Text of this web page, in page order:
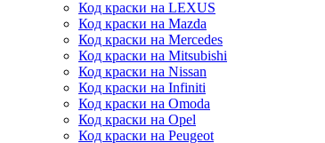
Код краски на LEXUS
Код краски на Mazda
Код краски на Mercedes
Код краски на Mitsubishi
Код краски на Nissan
Код краски на Infiniti
Код краски на Omoda
Код краски на Opel
Код краски на Peugeot